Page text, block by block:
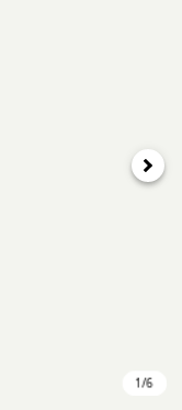
次へ